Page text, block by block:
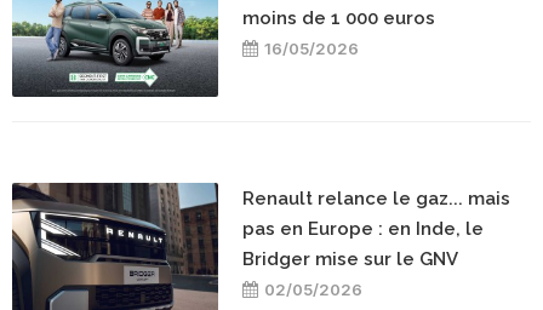
moins de 1 000 euros
16/05/2026
Renault relance le gaz... mais
pas en Europe : en Inde, le
Bridger mise sur le GNV
02/05/2026